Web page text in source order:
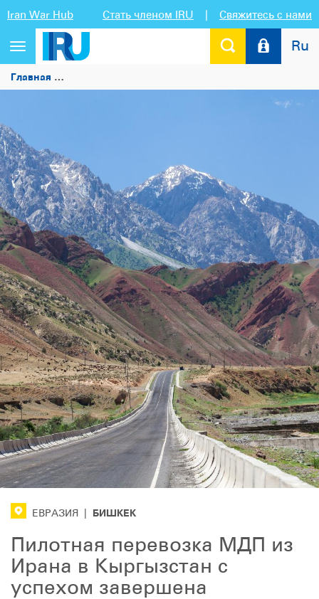
Iran War Hub Стать членом IRU | Свяжитесь с нами
Переключить
навигацию
Ru
Главная
ЕВРАЗИЯ БИШКЕК
Пилотная перевозка МДП из
Ирана в Кыргызстан с
успехом завершена